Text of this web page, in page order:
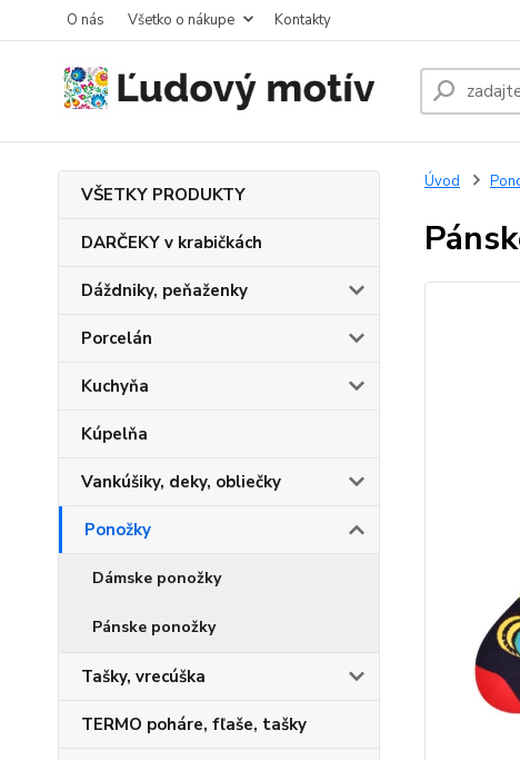
O nás Všetko o nákupe Kontakty
VŠETKY PRODUKTY
DARČEKY v krabičkách
Dáždniky, peňaženky
Porcelán
Kuchyňa
Kúpelňa
Vankúšiky, deky, obliečky
Ponožky
Dámske ponožky
Pánske ponožky
Tašky, vrecúška
TERMO poháre, fľaše, tašky
Úvod